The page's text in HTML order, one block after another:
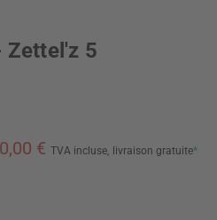
Zettel'z 5
€ TVA incluse, livraison gratuite*